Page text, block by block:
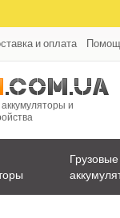
и оплата
и
Грузовые